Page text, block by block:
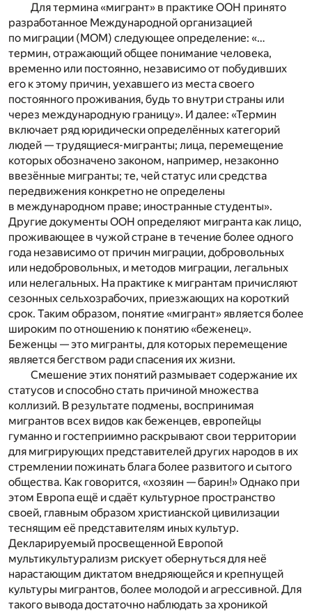
Для термина «мигрант» в практике ООН принято
разработанное Международной организацией
по миграции (МОМ) следующее определение: «…
термин, отражающий общее понимание человека,
временно или постоянно, независимо от побудивших
его к этому причин, уехавшего из места своего
постоянного проживания, будь то внутри страны или
через международную границу». И далее: «Термин
включает ряд юридически определённых категорий
людей — трудящиеся-мигранты; лица, перемещение
которых обозначено законом, например, незаконно
ввезённые мигранты; те, чей статус или средства
передвижения конкретно не определены
в международном праве; иностранные студенты».
Другие документы ООН определяют мигранта как лицо,
проживающее в чужой стране в течение более одного
года независимо от причин миграции, добровольных
или недобровольных, и методов миграции, легальных
или нелегальных. На практике к мигрантам причисляют
сезонных сельхозрабочих, приезжающих на короткий
срок. Таким образом, понятие «мигрант» является более
широким по отношению к понятию «беженец».
Беженцы — это мигранты, для которых перемещение
является бегством ради спасения их жизни.
Смешение этих понятий размывает содержание их
статусов и способно стать причиной множества
коллизий. В результате подмены, воспринимая
мигрантов всех видов как беженцев, европейцы
гуманно и гостеприимно раскрывают свои территории
для мигрирующих представителей других народов в их
стремлении пожинать блага более развитого и сытого
общества. Как говорится, «хозяин — барин!» Однако при
этом Европа ещё и сдаёт культурное пространство
своей, главным образом христианской цивилизации
теснящим её представителям иных культур.
Декларируемый просвещенной Европой
мультикультурализм рискует обернуться для неё
нарастающим диктатом внедряющейся и крепнущей
культуры мигрантов, более молодой и агрессивной. Для
такого вывода достаточно наблюдать за хроникой